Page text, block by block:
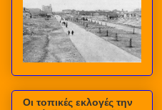
Οι τοπικές εκλογές την